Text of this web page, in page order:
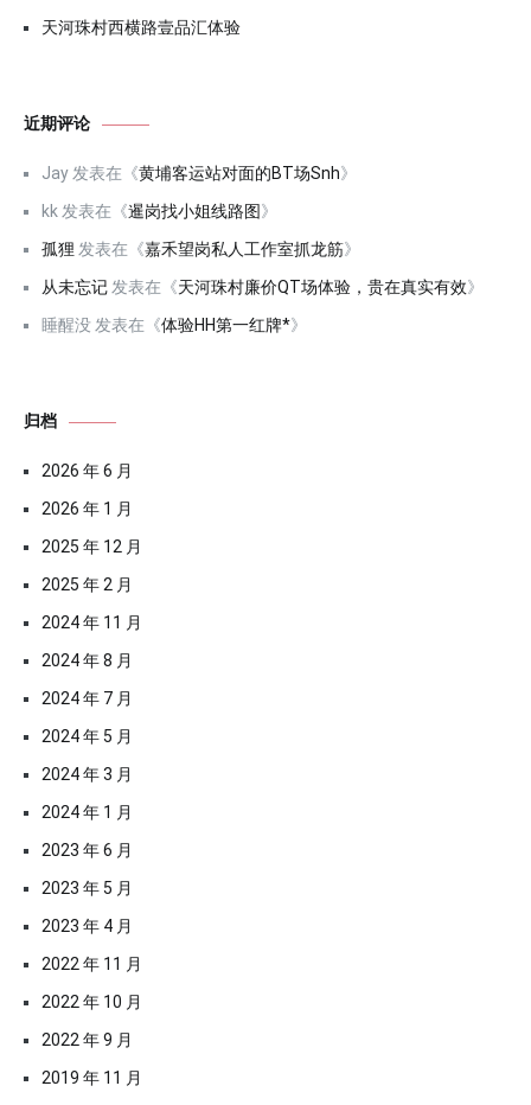
天河珠村西横路壹品汇体验
近期评论
Jay 发表在《黄埔客运站对面的BT场Snh》
kk 发表在《暹岗找小姐线路图》
孤狸 发表在《嘉禾望岗私人工作室抓龙筋》
从未忘记 发表在《天河珠村廉价QT场体验，贵在真实有效》
睡醒没 发表在《体验HH第一红牌*》
归档
2026 年 6 月
2026 年 1 月
2025 年 12 月
2025 年 2 月
2024 年 11 月
2024 年 8 月
2024 年 7 月
2024 年 5 月
2024 年 3 月
2024 年 1 月
2023 年 6 月
2023 年 5 月
2023 年 4 月
2022 年 11 月
2022 年 10 月
2022 年 9 月
2019 年 11 月